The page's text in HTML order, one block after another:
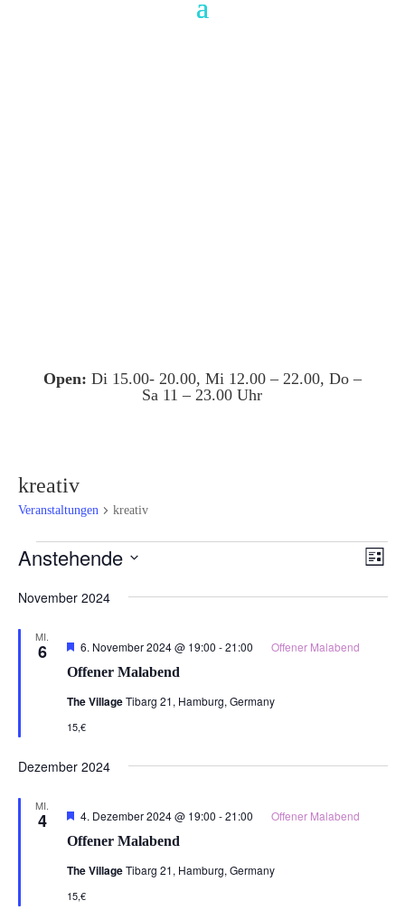
Open: Di 15.00- 20.00, Mi 12.00 – 22.00, Do –
Sa 11 – 23.00 Uhr
kreativ
Veranstaltungen kreativ
Veranstaltungen Liste
Anstehende
wählen.
November 2024
MI.
6
Offener Malabend
Hervorgehoben
6. November 2024 @ 19:00 -21:00 Offener Malabend
The VillageTibarg 21, Hamburg, Germany
15,€
Dezember 2024
MI.
4
Offener Malabend
Hervorgehoben
4. Dezember 2024 @ 19:00 -21:00 Offener Malabend
The VillageTibarg 21, Hamburg, Germany
15,€